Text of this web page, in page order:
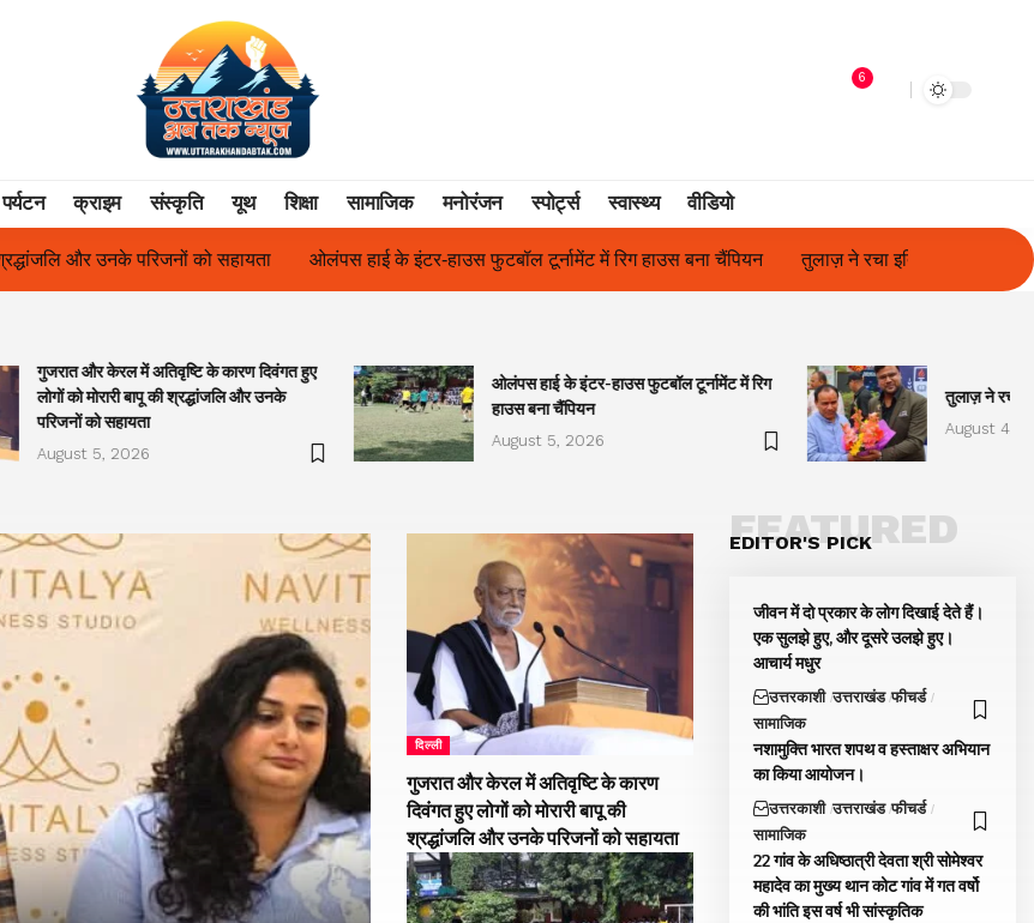
6
पर्यटन क्राइम संस्कृति यूथ शिक्षा सामाजिक मनोरंजन स्पोर्ट्स स्वास्थ्य वीडियो
ओलंपस हाई के इंटर-हाउस फुटबॉल टूर्नामेंट में रिग हाउस बना चैंपियन तुलाज़ ने रचा इतिहास, संस्थान से बना विश्वविद्यालय फिल्म अभिनेत्री
गुजरात और केरल में अतिवृष्टि के कारण दिवंगत हुए
लोगों को मोरारी बापू की श्रद्धांजलि और उनके
परिजनों को सहायता
August 5, 2026
ओलंपस हाई के इंटर-हाउस फुटबॉल टूर्नामेंट में रिग
हाउस बना चैंपियन
August 5, 2026
तुलाज़ ने रचा
August 4,
दिल्ली
गुजरात और केरल में अतिवृष्टि के कारण
दिवंगत हुए लोगों को मोरारी बापू की
श्रद्धांजलि और उनके परिजनों को सहायता
EDITOR'S PICK
FEATURED
जीवन में दो प्रकार के लोग दिखाई देते हैं।
एक सुलझे हुए, और दूसरे उलझे हुए।
आचार्य मधुर
उत्तरकाशी उत्तराखंड फीचर्ड
सामाजिक
नशामुक्ति भारत शपथ व हस्ताक्षर अभियान
का किया आयोजन।
उत्तरकाशी उत्तराखंड फीचर्ड
सामाजिक
22 गांव के अधिष्ठात्री देवता श्री सोमेश्वर
महादेव का मुख्य थान कोट गांव में गत वर्षो
की भांति इस वर्ष भी सांस्कृतिक